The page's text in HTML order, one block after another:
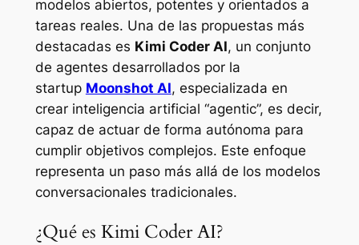
modelos abiertos, potentes y orientados a
tareas reales. Una de las propuestas más
destacadas es Kimi Coder AI, un conjunto
de agentes desarrollados por la
startup Moonshot AI, especializada en
crear inteligencia artificial “agentic”, es decir,
capaz de actuar de forma autónoma para
cumplir objetivos complejos. Este enfoque
representa un paso más allá de los modelos
conversacionales tradicionales.
¿Qué es Kimi Coder AI?